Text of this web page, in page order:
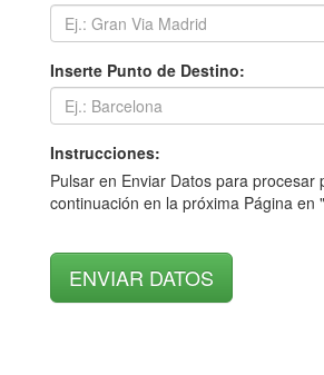
Inserte Punto de Destino:
Instrucciones:
Pulsar en Enviar Datos para procesar
continuación en la próxima Página en